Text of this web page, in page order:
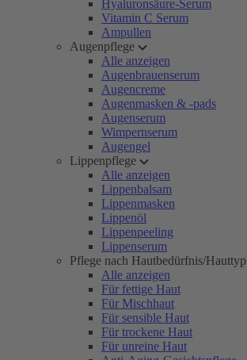
Hyaluronsäure-Serum
Vitamin C Serum
Ampullen
Augenpflege
Alle anzeigen
Augenbrauenserum
Augencreme
Augenmasken & -pads
Augenserum
Wimpernserum
Augengel
Lippenpflege
Alle anzeigen
Lippenbalsam
Lippenmasken
Lippenöl
Lippenpeeling
Lippenserum
Pflege nach Hautbedürfnis/Hauttyp
Alle anzeigen
Für fettige Haut
Für Mischhaut
Für sensible Haut
Für trockene Haut
Für unreine Haut